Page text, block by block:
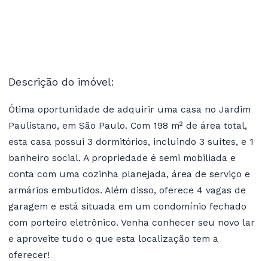
Descrição do imóvel:
Ótima oportunidade de adquirir uma casa no Jardim
Paulistano, em São Paulo. Com 198 m² de área total,
esta casa possui 3 dormitórios, incluindo 3 suítes, e 1
banheiro social. A propriedade é semi mobiliada e
conta com uma cozinha planejada, área de serviço e
armários embutidos. Além disso, oferece 4 vagas de
garagem e está situada em um condomínio fechado
com porteiro eletrônico. Venha conhecer seu novo lar
e aproveite tudo o que esta localização tem a
oferecer!